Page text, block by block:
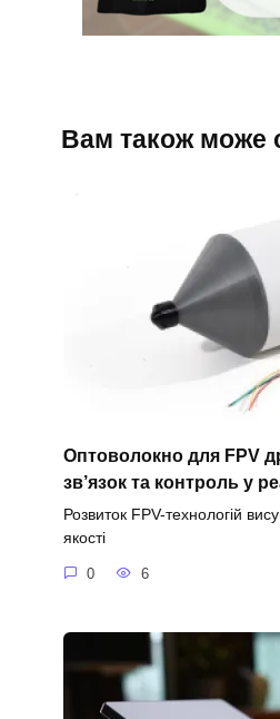
Вам також може
Оптоволокно для FPV
зв’язок та контроль у
Розвиток FPV-технологій
якості
0 6